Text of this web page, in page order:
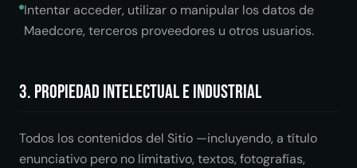
Intentar acceder, utilizar o manipular los datos de
Maedcore, terceros proveedores u otros usuarios.
3. Propiedad intelectual e industrial
Todos los contenidos del Sitio —incluyendo, a título
enunciativo pero no limitativo, textos, fotografías,